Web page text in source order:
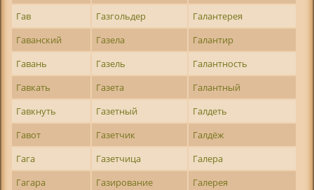
Гав
Газгольдер
Галантерея
Гаванский
Газела
Галантир
Гавань
Газель
Галантность
Гавкать
Газета
Галантный
Гавкнуть
Газетный
Галдеть
Гавот
Газетчик
Галдёж
Гага
Газетчица
Галера
Гагара
Газирование
Галерея